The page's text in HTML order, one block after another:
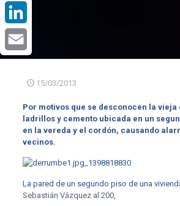
15/03/2013
Por motivos que se desconocen la
ladrillos y cemento ubicada en un
en la vereda y el cordón, causando
vecinos.
La pared de un segundo piso de una
Sebastián Vázquez al 200,
Twitter
LinkedIn
Email